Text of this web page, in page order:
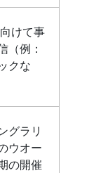
けて事
（例：
クな
グラリ
ウオー
の開催